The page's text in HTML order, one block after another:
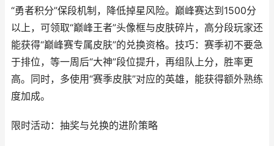
“勇者积分”保段机制，降低掉星风险。巅峰赛达到1500分
以上，可领取“巅峰王者”头像框与皮肤碎片，高分段玩家还
能获得“巅峰赛专属皮肤”的兑换资格。技巧：赛季初不要急
于排位，等一周后“大神”段位提升，再组队上分，胜率更
高。同时，多使用“赛季皮肤”对应的英雄，能获得额外熟练
度加成。
限时活动：抽奖与兑换的进阶策略